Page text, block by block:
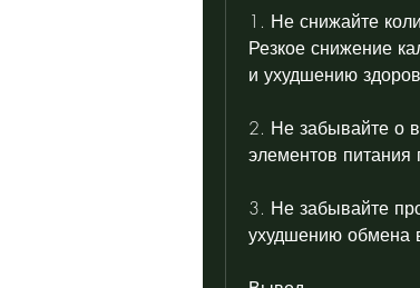
1. Не снижайте
Резкое снижение
и ухудшению
2. Не забывайте о
элементов питания
3. Не забывайте
ухудшению обмена